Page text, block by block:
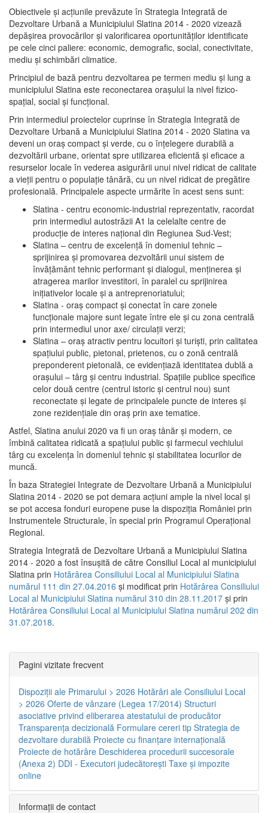
Obiectivele şi acţiunile prevăzute în Strategia Integrată de
Dezvoltare Urbană a Municipiului Slatina 2014 - 2020 vizează
depășirea provocărilor şi valorificarea oportunităţilor identificate
pe cele cinci paliere: economic, demografic, social, conectivitate,
mediu şi schimbări climatice.
Principiul de bază pentru dezvoltarea pe termen mediu şi lung a
municipiului Slatina este reconectarea oraşului la nivel fizico-
spaţial, social şi funcţional.
Prin intermediul proiectelor cuprinse în Strategia Integrată de
Dezvoltare Urbană a Municipiului Slatina 2014 - 2020 Slatina va
deveni un oraş compact şi verde, cu o înţelegere durabilă a
dezvoltării urbane, orientat spre utilizarea eficientă şi eficace a
resurselor locale în vederea asigurării unui nivel ridicat de calitate
a vieţii pentru o populaţie tânără, cu un nivel ridicat de pregătire
profesională. Principalele aspecte urmărite în acest sens sunt:
Slatina - centru economic-industrial reprezentativ, racordat
prin intermediul autostrăzii A1 la celelalte centre de
producţie de interes naţional din Regiunea Sud-Vest;
Slatina – centru de excelenţă în domeniul tehnic –
sprijinirea şi promovarea dezvoltării unui sistem de
învăţământ tehnic performant şi dialogul, menţinerea şi
atragerea marilor investitori, în paralel cu sprijinirea
iniţiativelor locale şi a antreprenoriatului;
Slatina - oraş compact şi conectat în care zonele
funcţionale majore sunt legate între ele şi cu zona centrală
prin intermediul unor axe/ circulații verzi;
Slatina – oraş atractiv pentru locuitori şi turişti, prin calitatea
spaţiului public, pietonal, prietenos, cu o zonă centrală
preponderent pietonală, ce evidenţiază identitatea dublă a
oraşului – târg şi centru industrial. Spaţiile publice specifice
celor două centre (centrul istoric şi centrul nou) sunt
reconectate şi legate de principalele puncte de interes şi
zone rezidenţiale din oraş prin axe tematice.
Astfel, Slatina anului 2020 va fi un oraş tânăr şi modern, ce
îmbină calitatea ridicată a spaţiului public şi farmecul vechiului
târg cu excelenţa în domeniul tehnic şi stabilitatea locurilor de
muncă.
În baza Strategiei Integrate de Dezvoltare Urbană a Municipiului
Slatina 2014 - 2020 se pot demara acţiuni ample la nivel local şi
se pot accesa fonduri europene puse la dispoziţia României prin
Instrumentele Structurale, în special prin Programul Operațional
Regional.
Strategia Integrată de Dezvoltare Urbană a Municipiului Slatina
2014 - 2020 a fost însuşită de către Consiliul Local al municipiului
Slatina prin Hotărârea Consiliului Local al Municipiului Slatina
numărul 111 din 27.04.2016 și modificat prin Hotărârea Consiliului
Local al Municipiului Slatina numărul 310 din 28.11.2017 și prin
Hotărârea Consiliului Local al Municipiului Slatina numărul 202 din
31.07.2018.
Pagini vizitate frecvent
Dispoziţii ale Primarului > 2026 Hotărâri ale Consiliului Local
> 2026 Oferte de vânzare (Legea 17/2014) Structuri
asociative privind eliberarea atestatului de producător
Transparenţa decizională Formulare cereri tip Strategia de
dezvoltare durabilă Proiecte cu finanţare internaţională
Proiecte de hotărâre Deschiderea procedurii succesorale
(Anexa 2) DDI - Executori judecătorești Taxe şi impozite
online
Informaţii de contact